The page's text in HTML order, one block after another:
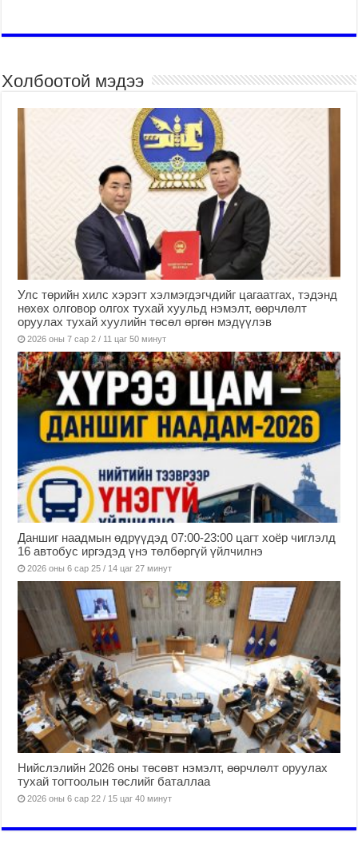
Холбоотой мэдээ
Улс төрийн хилс хэрэгт хэлмэгдэгчдийг цагаатгах, тэдэнд
нөхөх олговор олгох тухай хуульд нэмэлт, өөрчлөлт
оруулах тухай хуулийн төсөл өргөн мэдүүлэв
2026 оны 7 сар 2 / 11 цаг 50 минут
Даншиг наадмын өдрүүдэд 07:00-23:00 цагт хоёр чиглэлд
16 автобус иргэдэд үнэ төлбөргүй үйлчилнэ
2026 оны 6 сар 25 / 14 цаг 27 минут
Нийслэлийн 2026 оны төсөвт нэмэлт, өөрчлөлт оруулах
тухай тогтоолын төслийг баталлаа
2026 оны 6 сар 22 / 15 цаг 40 минут